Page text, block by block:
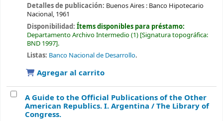
Detalles de publicación: Buenos Aires : Banco Hipotecario
Nacional, 1961
Disponibilidad: Ítems disponibles para préstamo:
Departamento Archivo Intermedio(1) Signatura topográfica:
BND 1997 .
Listas: Banco Nacional de Desarrollo.
Agregar al carrito
A Guide to the Official Publications of the Other
American Republics. I. Argentina /The Library of
Congress.